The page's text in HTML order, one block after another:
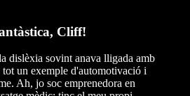
Cliff!
dislèxia sovint anava lligada amb
un exemple d'automotivació i
Ah, jo soc emprenedora en